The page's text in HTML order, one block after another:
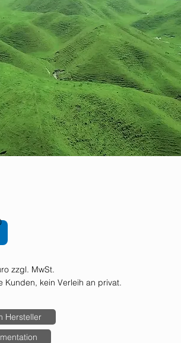
zzgl. MwSt.
kein Verleih an privat.
Hersteller